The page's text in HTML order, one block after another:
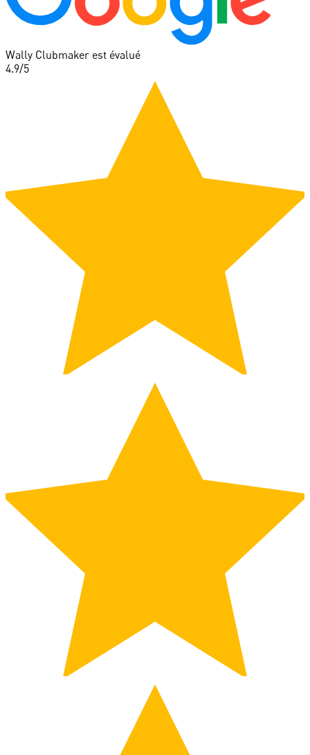
Wally Clubmaker est évalué
4.9/5